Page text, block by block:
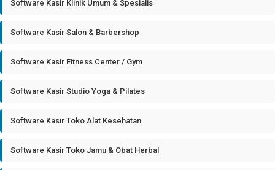
Software Kasir Klinik Umum & Spesialis
Software Kasir Salon & Barbershop
Software Kasir Fitness Center / Gym
Software Kasir Studio Yoga & Pilates
Software Kasir Toko Alat Kesehatan
Software Kasir Toko Jamu & Obat Herbal